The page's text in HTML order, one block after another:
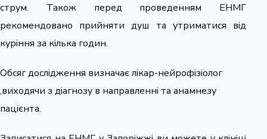
струм. Також перед проведенням ЕНМГ
рекомендовано прийняти душ та утриматися від
куріння за кілька годин.
Обсяг дослідження визначає лікар-нейрофізіолог
,виходячи з діагнозу в направленні та анамнезу
пацієнта.